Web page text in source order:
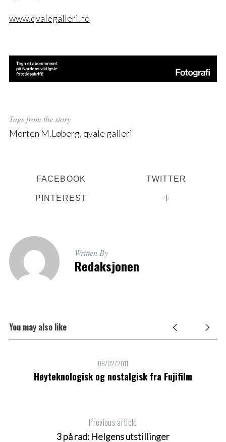
www.qvalegalleri.no
Tags from the story
Morten M.Løberg, qvale galleri
FACEBOOK TWITTER
PINTEREST
Written By
Redaksjonen
You may also like
08/02/2011
Høyteknologisk og nostalgisk fra Fujifilm
Previous article
3 på rad: Helgens utstillinger